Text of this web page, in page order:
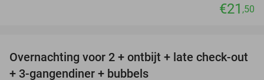
€21 ,50
46%
Overnachting voor 2 + ontbijt + late check-out
+ 3-gangendiner + bubbels